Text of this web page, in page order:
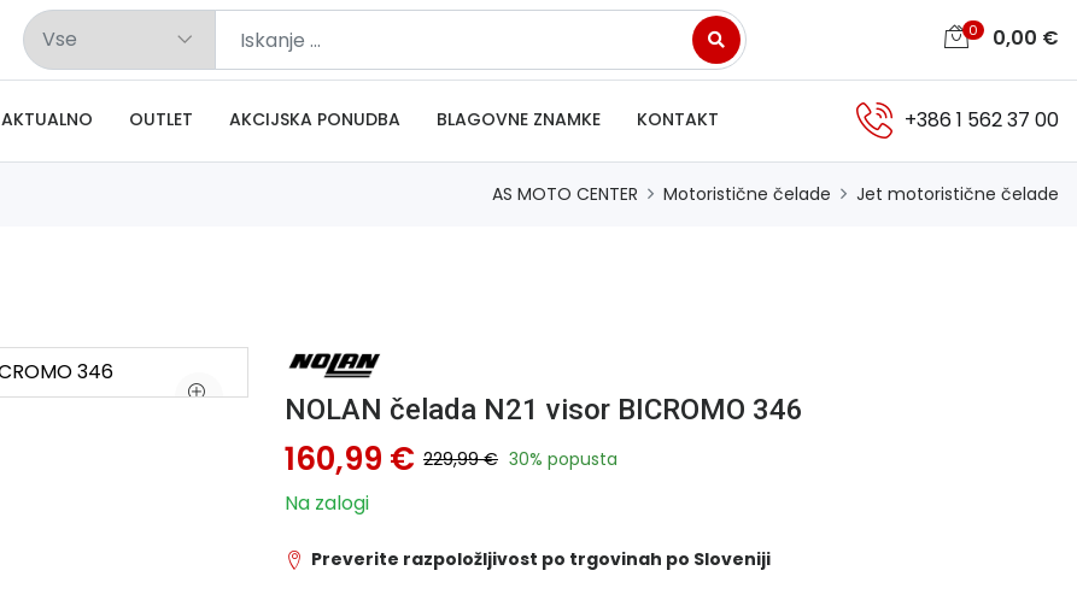
0 0,00 €
AKTUALNO OUTLET AKCIJSKA PONUDBA BLAGOVNE ZNAMKE KONTAKT +386 1 562 37 00
AS MOTO CENTER Motoristične čelade Jet motoristične čelade
NOLAN čelada N21 visor BICROMO 346
160,99 € 229,99 € 30% popusta
Na zalogi
Preverite razpoložljivost po trgovinah po Sloveniji